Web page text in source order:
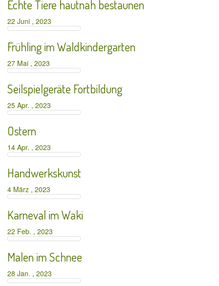
Echte Tiere hautnah bestaunen
22 Juni , 2023
Frühling im Waldkindergarten
27 Mai , 2023
Seilspielgeräte Fortbildung
25 Apr. , 2023
Ostern
14 Apr. , 2023
Handwerkskunst
4 März , 2023
Karneval im Waki
22 Feb. , 2023
Malen im Schnee
28 Jan. , 2023